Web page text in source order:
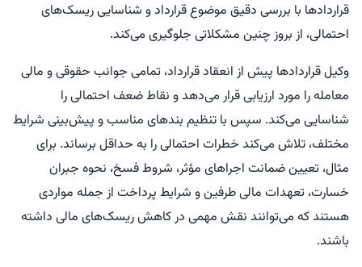
قراردادها با بررسی دقیق موضوع قرارداد و شناسایی ریسک‌های
احتمالی، از بروز چنین مشکلاتی جلوگیری می‌کند.
وکیل قراردادها پیش از انعقاد قرارداد، تمامی جوانب حقوقی و مالی
معامله را مورد ارزیابی قرار می‌دهد و نقاط ضعف احتمالی را
شناسایی می‌کند. سپس با تنظیم بندهای مناسب و پیش‌بینی شرایط
مختلف، تلاش می‌کند خطرات احتمالی را به حداقل برساند. برای
مثال، تعیین ضمانت اجراهای مؤثر، شروط فسخ، نحوه جبران
خسارت، تعهدات مالی طرفین و شرایط پرداخت از جمله مواردی
هستند که می‌توانند نقش مهمی در کاهش ریسک‌های مالی داشته
باشند.